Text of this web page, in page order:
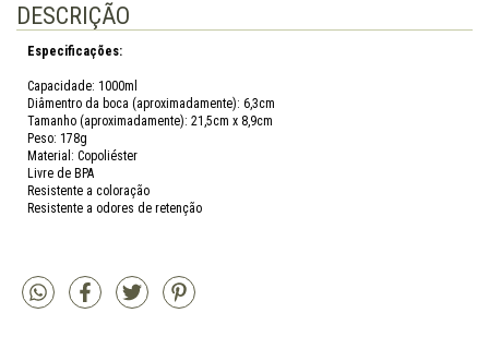
DESCRIÇÃO
Especificações:
Capacidade: 1000ml
Diâmentro da boca (aproximadamente): 6,3cm
Tamanho (aproximadamente): 21,5cm x 8,9cm
Peso: 178g
Material: Copoliéster
Livre de BPA
Resistente a coloração
Resistente a odores de retenção